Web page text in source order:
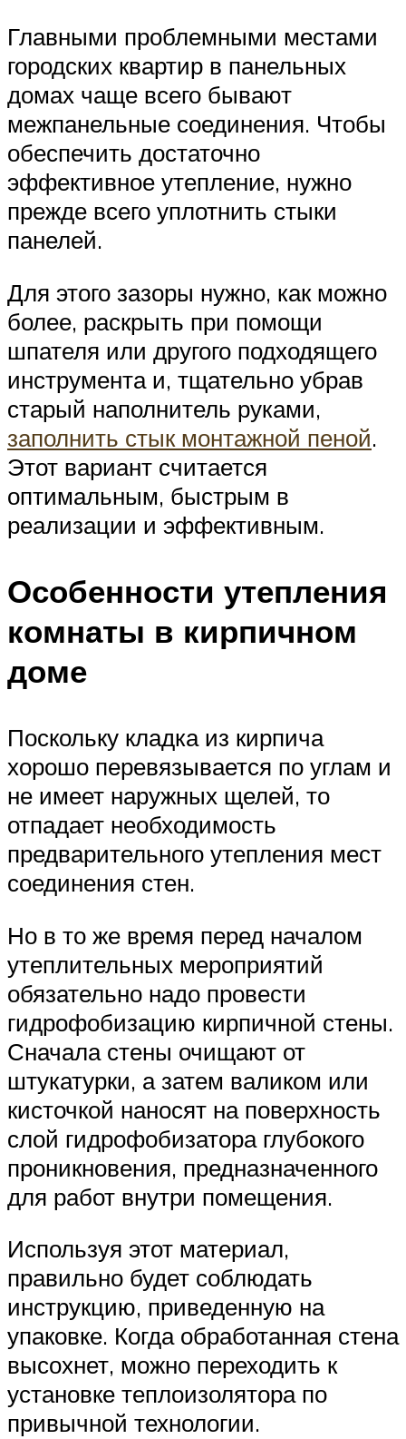
Главными проблемными местами
городских квартир в панельных
домах чаще всего бывают
межпанельные соединения. Чтобы
обеспечить достаточно
эффективное утепление, нужно
прежде всего уплотнить стыки
панелей.
Для этого зазоры нужно, как можно
более, раскрыть при помощи
шпателя или другого подходящего
инструмента и, тщательно убрав
старый наполнитель руками,
заполнить стык монтажной пеной.
Этот вариант считается
оптимальным, быстрым в
реализации и эффективным.
Особенности утепления
комнаты в кирпичном
доме
Поскольку кладка из кирпича
хорошо перевязывается по углам и
не имеет наружных щелей, то
отпадает необходимость
предварительного утепления мест
соединения стен.
Но в то же время перед началом
утеплительных мероприятий
обязательно надо провести
гидрофобизацию кирпичной стены.
Сначала стены очищают от
штукатурки, а затем валиком или
кисточкой наносят на поверхность
слой гидрофобизатора глубокого
проникновения, предназначенного
для работ внутри помещения.
Используя этот материал,
правильно будет соблюдать
инструкцию, приведенную на
упаковке. Когда обработанная стена
высохнет, можно переходить к
установке теплоизолятора по
привычной технологии.